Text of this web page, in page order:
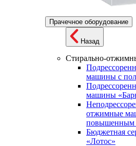
Прачечное оборудование
Назад
Стирально-
машины с
машины
отжимные
повышенным
Бюджетная
«Лотос»